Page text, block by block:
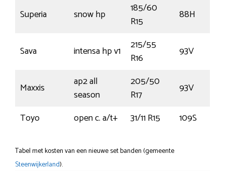
Superia snow hp
185/60
R15
88H
Sava intensa hp v1
215/55
R16
93V
Maxxis
ap2 all
season
205/50
R17
93V
Toyo
open c. a/t+ 31/11 R15 109S
Tabel met kosten van een nieuwe set banden (gemeente
Steenwijkerland).